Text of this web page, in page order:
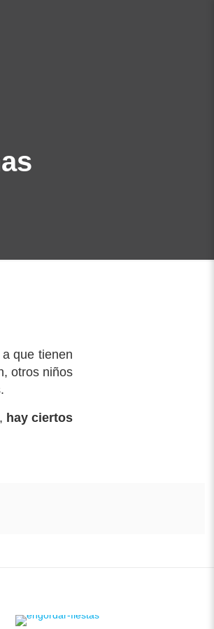
que tienen
otros niños
hay ciertos